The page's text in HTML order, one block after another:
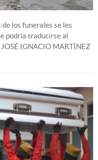
los funerales se les
podría traducirse al
JOSÉ IGNACIO MARTÍNEZ